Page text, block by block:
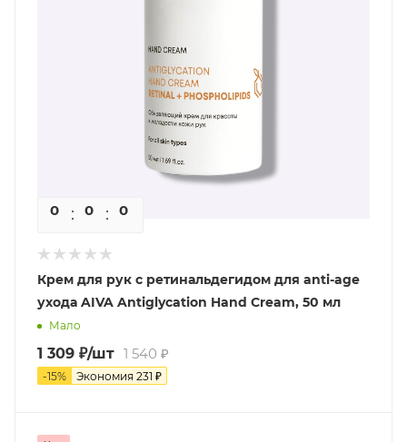
0 0 0
Крем для рук с ретинальдегидом для anti-age
ухода AIVA Antiglycation Hand Cream, 50 мл
Мало
1 309 ₽/шт 1 540 ₽
-15% Экономия 231 ₽